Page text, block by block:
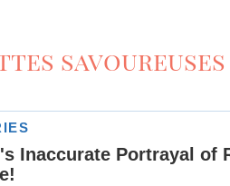
savoureuses